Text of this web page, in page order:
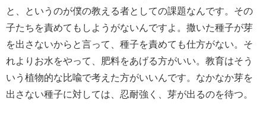
と、というのが僕の教える者としての課題なんです。その
子たちを責めてもしようがないんですよ。撒いた種子が芽
を出さないからと言って、種子を責めても仕方がない。そ
れよりお水をやって、肥料をあげる方がいい。教育はそう
いう植物的な比喩で考えた方がいいんです。なかなか芽を
出さない種子に対しては、忍耐強く、芽が出るのを待つ。